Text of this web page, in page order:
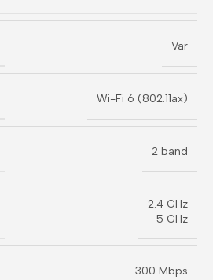
Var
Wi-Fi 6 (802.11ax)
2 band
2.4 GHz
5 GHz
300 Mbps